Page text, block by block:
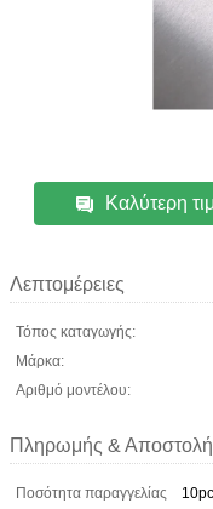
Καλύτερη
Λεπτομέρειες
Τόπος καταγωγής:
Μάρκα:
Αριθμό μοντέλου:
Πληρωμής &
Ποσότητα παραγγελίας